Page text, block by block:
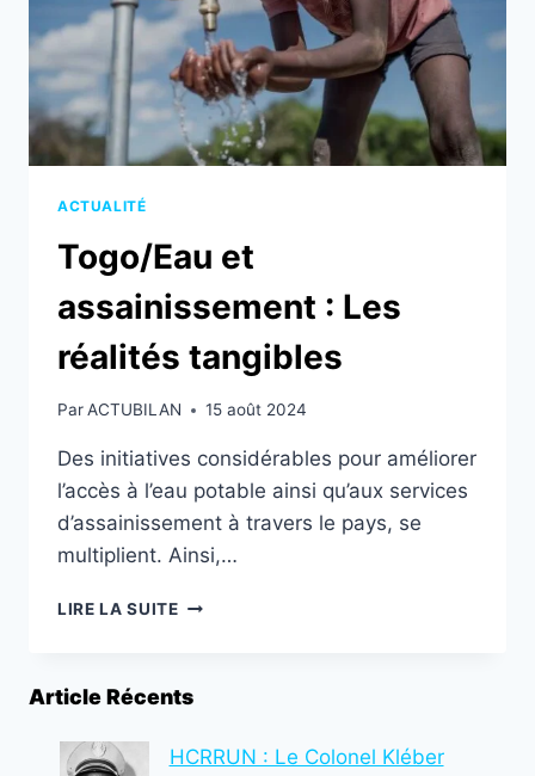
ACTUALITÉ
Togo/Eau et
assainissement : Les
réalités tangibles
ParACTUBILAN 15 août 2024
Des initiatives considérables pour améliorer
l’accès à l’eau potable ainsi qu’aux services
d’assainissement à travers le pays, se
multiplient. Ainsi,…
LIRE LA SUITETOGO/EAU
LES
TANGIBLES
Article Récents
HCRRUN : Le Colonel Kléber